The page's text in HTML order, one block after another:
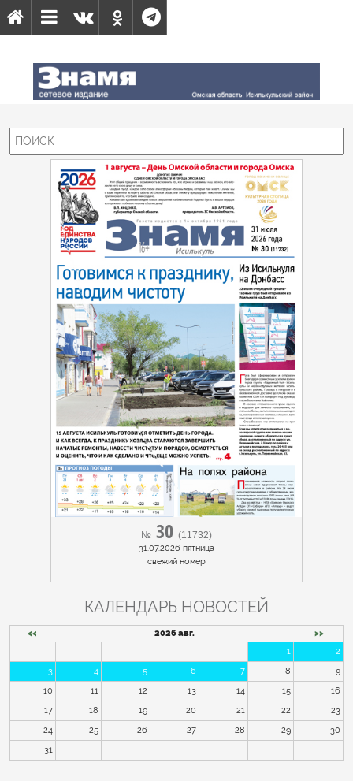
№ 30 (11732)
31.07.2026 пятница
cвежий номер
КАЛЕНДАРЬ НОВОСТЕЙ
<< 2026 авг.
>>
1
2
3
4 5 6 7 8
9
10
11 12 13 14 15
16
17
18 19 20 21 22
23
24
25 26 27 28 29
30
31